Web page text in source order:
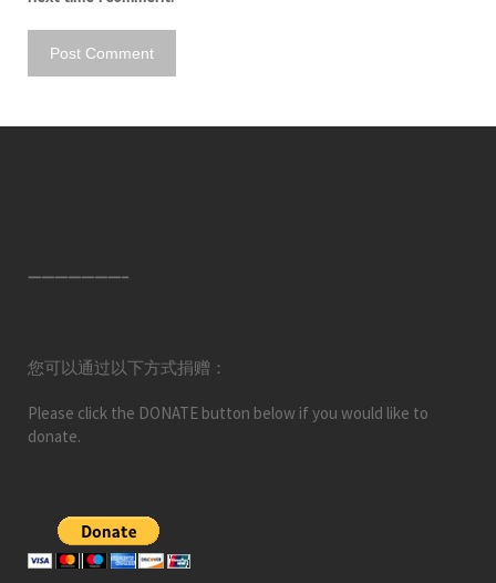
———————–
您可以通过以下方式捐赠：
Please click the DONATE button below if you would like to
donate.